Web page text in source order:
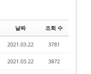
날짜 조회 수
2021.03.22 3781
2021.03.22 3872